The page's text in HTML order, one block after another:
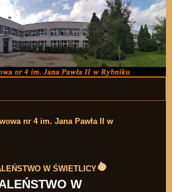
Przejdź do zawartości
nr 4 im. Jana Pawła II w
W ŚWIETLICY
W